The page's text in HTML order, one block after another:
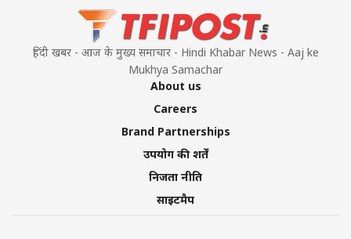
हिंदी खबर - आज के मुख्य समाचार - Hindi Khabar News - Aaj ke
Mukhya Samachar
About us
Careers
Brand Partnerships
उपयोग की शर्तें
निजता नीति
साइटमैप